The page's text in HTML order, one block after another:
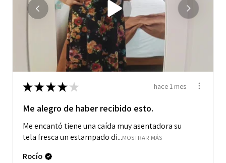
★★★★ ★ hace 1 mes
Me alegro de haber recibido esto.
Me encantó tiene una caída muy asentadora su
tela fresca un estampado di...MOSTRAR MÁS
Rocío